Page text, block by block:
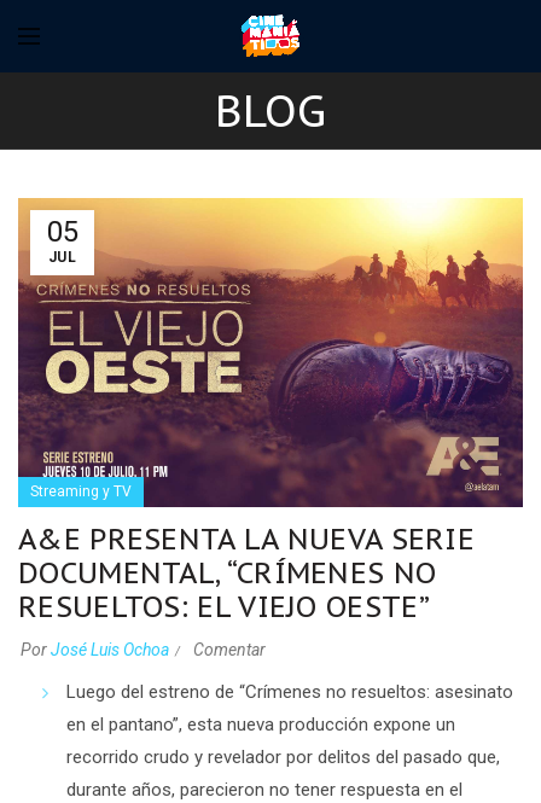
BLOG
05
JUL
Streaming y TV
A&E PRESENTA LA NUEVA SERIE
DOCUMENTAL, “CRÍMENES NO
RESUELTOS: EL VIEJO OESTE”
PorJosé Luis Ochoa Comentar
Luego del estreno de “Crímenes no resueltos: asesinato
en el pantano”, esta nueva producción expone un
recorrido crudo y revelador por delitos del pasado que,
durante años, parecieron no tener respuesta en el